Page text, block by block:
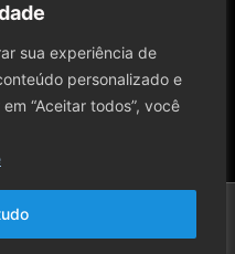
sua experiência de
personalizado e
“Aceitar todos”, você
Para Construção
Servy